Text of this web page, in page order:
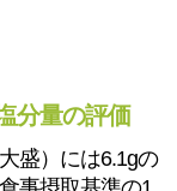
分量の評価
盛）には6.1gの